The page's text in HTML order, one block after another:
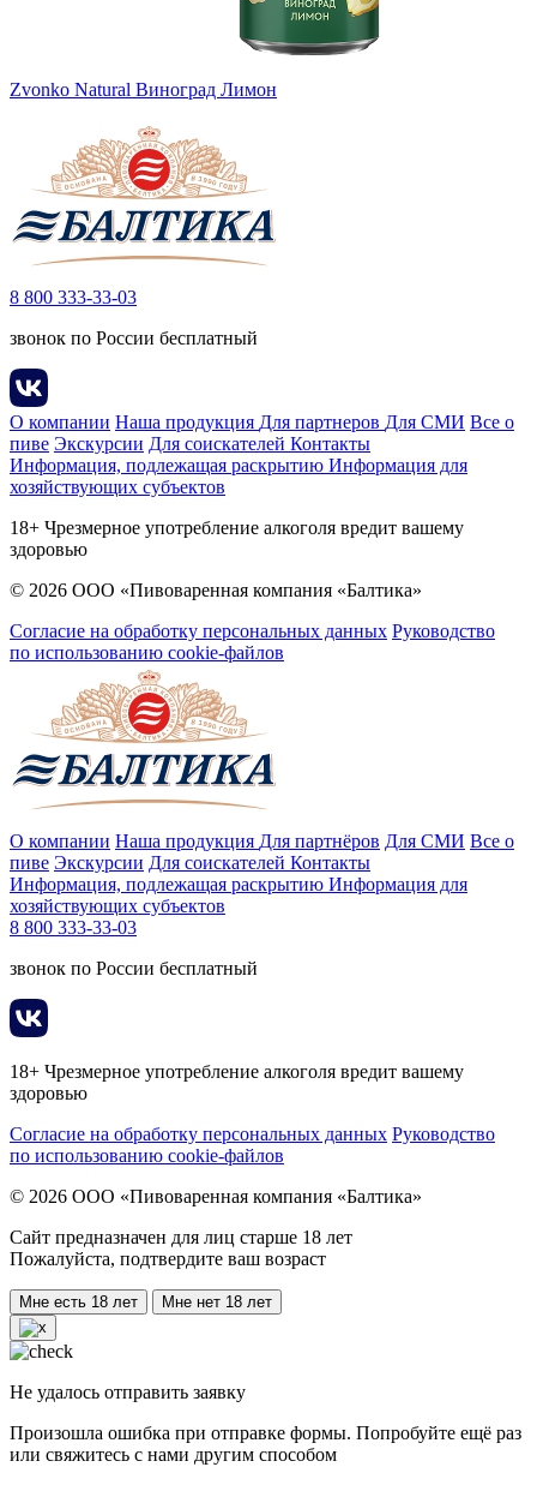
Zvonko Natural Виноград Лимон
8 800 333-33-03
звонок по России бесплатный
О компании Наша продукция Для партнеров Для СМИ Все о
пиве Экскурсии Для соискателей Контакты
Информация, подлежащая раскрытию Информация для
хозяйствующих субъектов
18+ Чрезмерное употребление алкоголя вредит вашему
здоровью
© 2026 ООО «Пивоваренная компания «Балтика»
Согласие на обработку персональных данных Руководство
по использованию cookie-файлов
О компании Наша продукция Для партнёров Для СМИ Все о
пиве Экскурсии Для соискателей Контакты
Информация, подлежащая раскрытию Информация для
хозяйствующих субъектов
8 800 333-33-03
звонок по России бесплатный
18+ Чрезмерное употребление алкоголя вредит вашему
здоровью
Согласие на обработку персональных данных Руководство
по использованию cookie-файлов
© 2026 ООО «Пивоваренная компания «Балтика»
Сайт предназначен для лиц старше 18 лет
Пожалуйста, подтвердите ваш возраст
Мне есть 18 лет Мне нет 18 лет
Не удалось отправить заявку
Произошла ошибка при отправке формы. Попробуйте ещё раз
или свяжитесь с нами другим способом